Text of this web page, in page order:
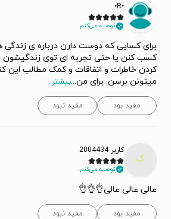
•R•
توصیه می‌کنم.
برای کسایی که دوست دارن درباره ی زندگی
کسب کنن یا حتی تجربه ای توی زندگیشون
کردن خاطرات و اتفاقات و کمک مطالب این
میتونن برسن. برای من...بیشتر
مفید بود مفید نبود
ک
کاربر 2004434
توصیه می‌کنم.
عالی عالی عالی👌👌👌
مفید بود مفید نبود